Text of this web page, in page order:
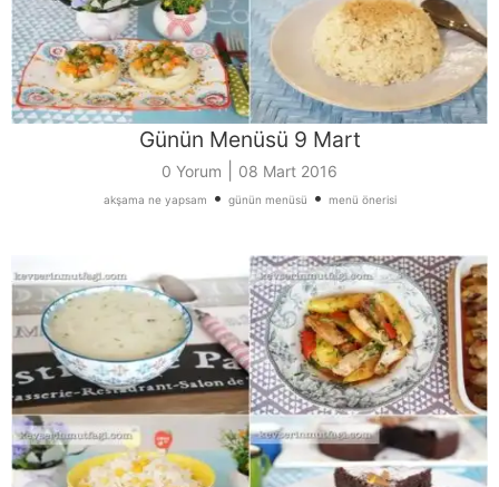
Günün Menüsü 9 Mart
0 Yorum 08 Mart 2016
akşama ne yapsam • günün menüsü • menü önerisi